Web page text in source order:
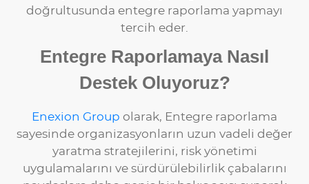
doğrultusunda entegre raporlama yapmayı
tercih eder.
Entegre Raporlamaya Nasıl
Destek Oluyoruz?
Enexion Group olarak, Entegre raporlama
sayesinde organizasyonların uzun vadeli değer
yaratma stratejilerini, risk yönetimi
uygulamalarını ve sürdürülebilirlik çabalarını